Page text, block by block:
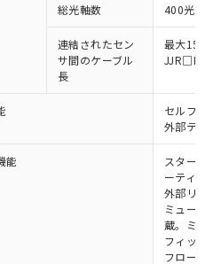
総光軸数 400光軸
連結されたセン
サ間のケーブル
長
最大15m
JJR□L）
セルフテ
外部テス
能
スタート
ーティン
外部リレ
ミューテ
蔵。ミュ
フィック
フローテ
状況および標準価格
せていただくもので
業取扱商品の中には、
標準価格照会結果は、
調査中または確認中の
料など無形物で、有
、非含有部品として
があります。
含有率が中国RoHSの
含有率が中国RoHSの
当社販売部門へお問
貿易法に定める商品